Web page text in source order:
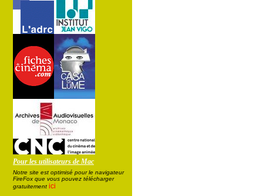
Pour les utilisateurs de Mac
Notre site est optimisé pour le navigateur
FireFox que vous pouvez télécharger
gratuitement ici